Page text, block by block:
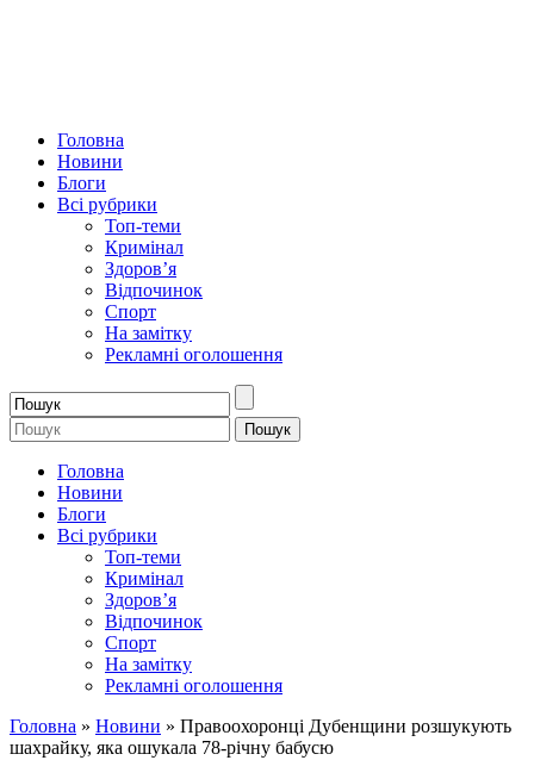
Головна
Новини
Блоги
Всі рубрики
Топ-теми
Кримінал
Здоров’я
Відпочинок
Спорт
На замітку
Рекламні оголошення
Головна
Новини
Блоги
Всі рубрики
Топ-теми
Кримінал
Здоров’я
Відпочинок
Спорт
На замітку
Рекламні оголошення
Головна » Новини » Правоохоронці Дубенщини розшукують
шахрайку, яка ошукала 78-річну бабусю